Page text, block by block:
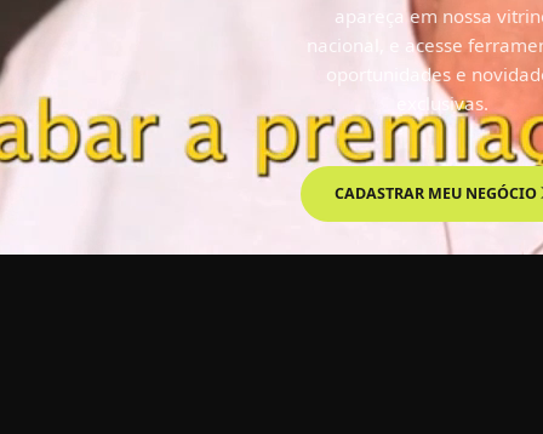
apareça em nossa
nacional, e acesse
oportunidades e
exclusivas.
CADASTRAR MEU NEGÓCIO
CADASTRO SOCIEDADE